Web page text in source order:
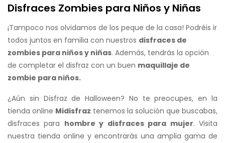
Disfraces Zombies para Niños y Niñas
¡Tampoco nos olvidamos de los peque de la casa! Podréis ir
todos juntos en familia con nuestros disfraces de
zombies para niños y niñas. Además, tendrás la opción
de completar el disfraz con un buen maquillaje de
zombie para niños.
¿Aún sin Disfraz de Halloween? No te preocupes, en la
tienda online Midisfraz tenemos la solución que buscabas,
disfraces para hombre y disfraces para mujer. Visita
nuestra tienda online y encontrarás una amplia gama de